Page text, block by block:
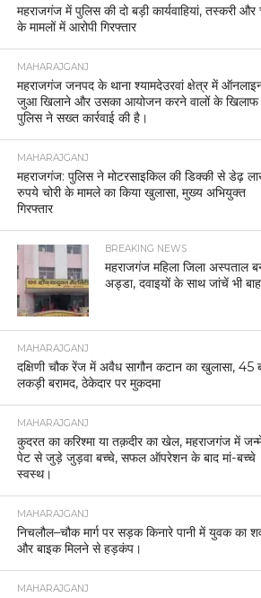
महराजगंज में पुलिस की दो बड़ी कार्यवाहियां, तस्करी और
के मामलों में आरोपी गिरफ्तार
MAHARAJGANJ
महराजगंज जनपद के थाना श्यामदेउरवां क्षेत्र में
जुआ खिलाने और उसका आयोजन करने वालों के खिलाफ
पुलिस ने सख्त कार्रवाई की है।
MAHARAJGANJ
महराजगंज: पुलिस ने मोटरसाइकिल की डिक्की से डेढ़
रुपये चोरी के मामले का किया खुलासा, मुख्य अभियुक्त
गिरफ्तार
BREAKING NEWS
महराजगंज महिला जिला अस्पताल
अड्डा, दवाइयों के साथ जांचें भी
MAHARAJGANJ
दक्षिणी चौक रेंज में अवैध सागौन कटान का खुलासा, 45
लकड़ी बरामद, ठेकेदार पर मुकदमा
MAHARAJGANJ
कुदरत का करिश्मा या तक़दीर का खेल, महराजगंज में
पेट से जुड़े जुड़वा बच्चे, सफल ऑपरेशन के बाद मां-बच्चे
स्वस्थ।
MAHARAJGANJ
निचलौल–चौक मार्ग पर सड़क किनारे पानी में युवक का
और बाइक मिलने से हड़कंप।
MAHARAJGANJ